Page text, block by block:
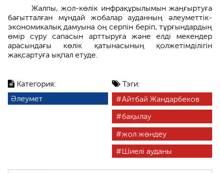
Категория:
Әлеумет
Тэги:
Айтбай Жандарбеков
бақылау
жол жөндеу
Шиелі ауданы
Жалпы, жол-көлік инфрақұрылымын жаңғыртуға
бағытталған мұндай жобалар ауданның әлеуметтік-
экономикалық дамуына оң серпін беріп, тұрғындардың
өмір сүру сапасын арттыруға және елді мекендер
арасындағы көлік қатынасының қолжетімділігін
жақсартуға ықпал етуде.